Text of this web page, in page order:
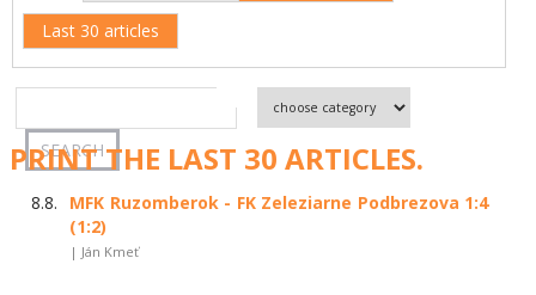
Last 30 articles
PRINT THE LAST 30 ARTICLES.
8.8.
MFK Ruzomberok - FK Zeleziarne Podbrezova 1:4
(1:2)
| Ján Kmeť